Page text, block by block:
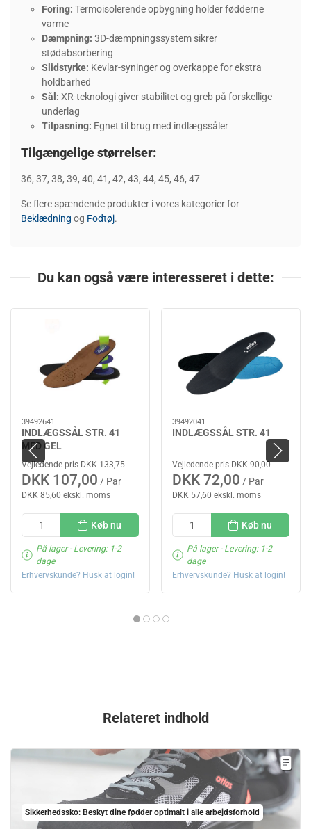
Foring: Termoisolerende opbygning holder fødderne
varme
Dæmpning: 3D-dæmpningssystem sikrer
stødabsorbering
Slidstyrke: Kevlar-syninger og overkappe for ekstra
holdbarhed
Sål: XR-teknologi giver stabilitet og greb på forskellige
underlag
Tilpasning: Egnet til brug med indlægssåler
Tilgængelige størrelser:
36, 37, 38, 39, 40, 41, 42, 43, 44, 45, 46, 47
Se flere spændende produkter i vores kategorier for
Beklædning og Fodtøj.
Du kan også være interesseret i dette:
39492641
INDLÆGSSÅL STR. 41
MED GEL
Vejledende pris DKK 133,75
DKK 107,00 / Par
DKK 85,60 ekskl. moms
Køb nu
På lager- Levering: 1-2
dage
Erhvervskunde? Husk at login!
39492041
INDLÆGSSÅL STR. 41
Vejledende pris DKK 90,00
DKK 72,00 / Par
DKK 57,60 ekskl. moms
Køb nu
På lager- Levering: 1-2
dage
Erhvervskunde? Husk at login!
Relateret indhold
Sikkerhedssko: Beskyt dine fødder optimalt i alle arbejdsforhold